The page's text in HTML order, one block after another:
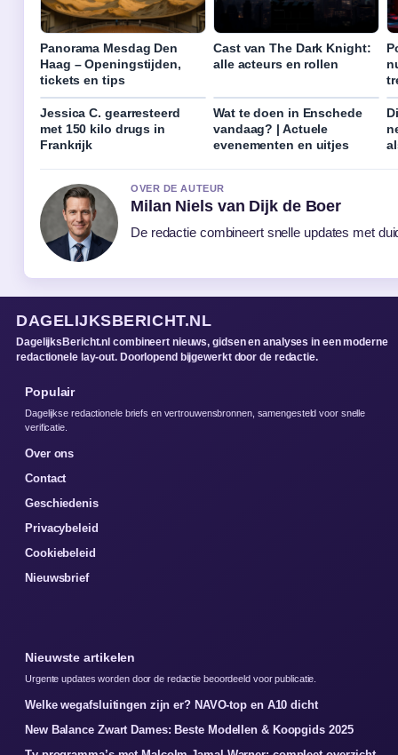
Panorama Mesdag Den
Haag – Openingstijden,
tickets en tips
Cast van The Dark Knight:
alle acteurs en rollen
Jessica C. gearresteerd
met 150 kilo drugs in
Frankrijk
Wat te doen in Enschede
vandaag? | Actuele
evenementen en uitjes
OVER DE AUTEUR
Milan Niels van Dijk de Boer
De redactie combineert snelle updates met
DAGELIJKSBERICHT.NL
DagelijksBericht.nl combineert nieuws, gidsen en analyses in een moderne
redactionele lay-out. Doorlopend bijgewerkt door de redactie.
Populair
Dagelijkse redactionele briefs en vertrouwensbronnen, samengesteld voor snelle
verificatie.
Over ons
Contact
Geschiedenis
Privacybeleid
Cookiebeleid
Nieuwsbrief
Nieuwste artikelen
Urgente updates worden door de redactie beoordeeld voor publicatie.
Welke wegafsluitingen zijn er? NAVO-top en A10 dicht
New Balance Zwart Dames: Beste Modellen & Koopgids 2025